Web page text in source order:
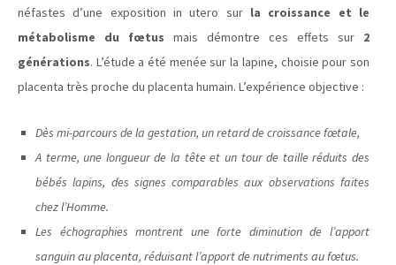
néfastes d’une exposition in utero sur la croissance et le
métabolisme du fœtus mais démontre ces effets sur 2
générations. L’étude a été menée sur la lapine, choisie pour son
placenta très proche du placenta humain. L’expérience objective :
Dès mi-parcours de la gestation, un retard de croissance fœtale,
A terme, une longueur de la tête et un tour de taille réduits des
bébés lapins, des signes comparables aux observations faites
chez l’Homme.
Les échographies montrent une forte diminution de l’apport
sanguin au placenta, réduisant l’apport de nutriments au fœtus.